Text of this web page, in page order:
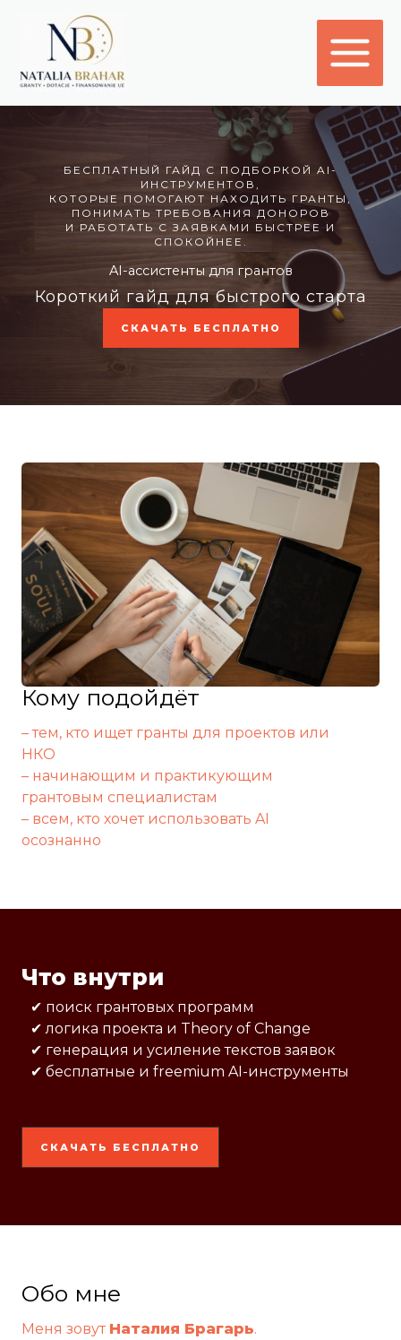
БЕСПЛАТНЫЙ ГАЙД С ПОДБОРКОЙ AI-
ИНСТРУМЕНТОВ,
КОТОРЫЕ ПОМОГАЮТ НАХОДИТЬ ГРАНТЫ,
ПОНИМАТЬ ТРЕБОВАНИЯ ДОНОРОВ
И РАБОТАТЬ С ЗАЯВКАМИ БЫСТРЕЕ И
СПОКОЙНЕЕ.
AI-ассистенты для грантов
Короткий гайд для быстрого старта
СКАЧАТЬ БЕСПЛАТНО
Кому подойдёт
– тем, кто ищет гранты для проектов или
НКО
– начинающим и практикующим
грантовым специалистам
– всем, кто хочет использовать AI
осознанно
Что внутри
✔ поиск грантовых программ
✔ логика проекта и Theory of Change
✔ генерация и усиление текстов заявок
✔ бесплатные и freemium AI-инструменты
СКАЧАТЬ БЕСПЛАТНО
Обо мне
Меня зовут Наталия Брагарь.